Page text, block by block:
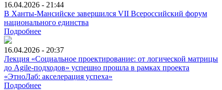
16.04.2026 - 21:44
В Ханты-Мансийске завершился VII Всероссийский форум
национального единства
Подробнее
16.04.2026 - 20:37
Лекция «Социальное проектирование: от логической матрицы
до Agile‑подходов» успешно прошла в рамках проекта
«ЭтноЛаб: акселерация успеха»
Подробнее